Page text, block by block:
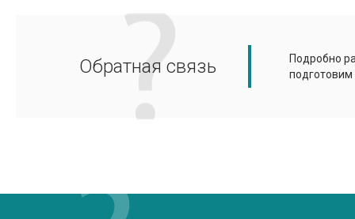
Обратная связь
Подробно